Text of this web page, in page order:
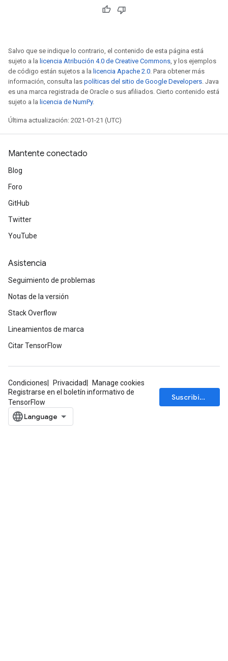
Salvo que se indique lo contrario, el contenido de esta página está
sujeto a la licencia Atribución 4.0 de Creative Commons, y los ejemplos
de código están sujetos a la licencia Apache 2.0. Para obtener más
información, consulta las políticas del sitio de Google Developers. Java
es una marca registrada de Oracle o sus afiliados. Cierto contenido está
sujeto a la licencia de NumPy.
Última actualización: 2021-01-21 (UTC)
Mantente conectado
Blog
Foro
GitHub
Twitter
YouTube
Asistencia
Seguimiento de problemas
Notas de la versión
Stack Overflow
Lineamientos de marca
Citar TensorFlow
Condiciones Privacidad
Manage cookies
Registrarse en el boletín informativo de
TensorFlow
Suscribirse